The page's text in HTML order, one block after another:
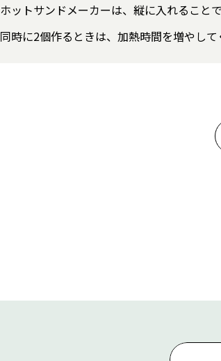
ホットサンドメーカーは、縦に入れること
同時に2個作るときは、加熱時間を増やして